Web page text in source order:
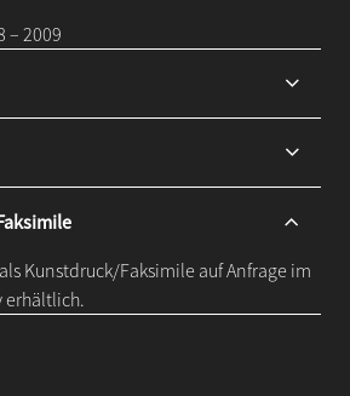
– 2009
Kunstdruck/Faksimile auf Anfrage im
erhältlich.